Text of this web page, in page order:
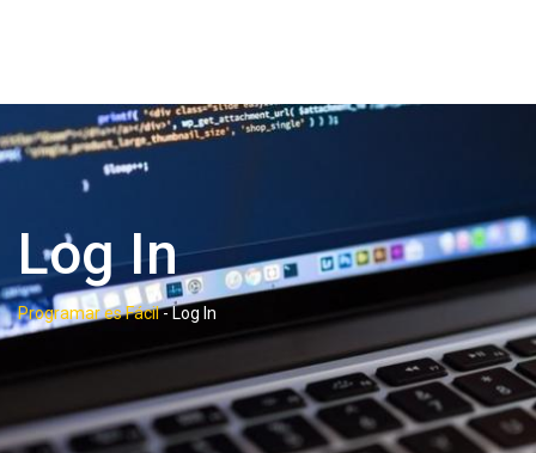
Log In
Programar es Fácil-Log In